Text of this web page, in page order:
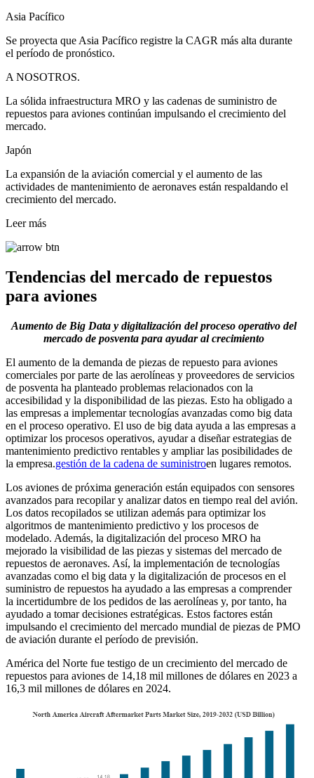
Asia Pacífico
Se proyecta que Asia Pacífico registre la CAGR más alta durante
el período de pronóstico.
A NOSOTROS.
La sólida infraestructura MRO y las cadenas de suministro de
repuestos para aviones continúan impulsando el crecimiento del
mercado.
Japón
La expansión de la aviación comercial y el aumento de las
actividades de mantenimiento de aeronaves están respaldando el
crecimiento del mercado.
Leer más
Tendencias del mercado de repuestos
para aviones
Aumento de Big Data y digitalización del proceso operativo del
mercado de posventa para ayudar al crecimiento
El aumento de la demanda de piezas de repuesto para aviones
comerciales por parte de las aerolíneas y proveedores de servicios
de posventa ha planteado problemas relacionados con la
accesibilidad y la disponibilidad de las piezas. Esto ha obligado a
las empresas a implementar tecnologías avanzadas como big data
en el proceso operativo. El uso de big data ayuda a las empresas a
optimizar los procesos operativos, ayudar a diseñar estrategias de
mantenimiento predictivo rentables y ampliar las posibilidades de
la empresa.gestión de la cadena de suministroen lugares remotos.
Los aviones de próxima generación están equipados con sensores
avanzados para recopilar y analizar datos en tiempo real del avión.
Los datos recopilados se utilizan además para optimizar los
algoritmos de mantenimiento predictivo y los procesos de
modelado. Además, la digitalización del proceso MRO ha
mejorado la visibilidad de las piezas y sistemas del mercado de
repuestos de aeronaves. Así, la implementación de tecnologías
avanzadas como el big data y la digitalización de procesos en el
suministro de repuestos ha ayudado a las empresas a comprender
la incertidumbre de los pedidos de las aerolíneas y, por tanto, ha
ayudado a tomar decisiones estratégicas. Estos factores están
impulsando el crecimiento del mercado mundial de piezas de PMO
de aviación durante el período de previsión.
América del Norte fue testigo de un crecimiento del mercado de
repuestos para aviones de 14,18 mil millones de dólares en 2023 a
16,3 mil millones de dólares en 2024.